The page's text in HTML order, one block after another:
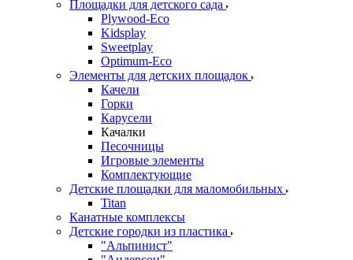
Площадки для детского сада
Plywood-Eco
Kidsplay
Sweetplay
Оptimum-Еco
Элементы для детских площадок
Качели
Горки
Карусели
Качалки
Песочницы
Игровые элементы
Комплектующие
Детские площадки для маломобильных
Titan
Канатные комплексы
Детские городки из пластика
"Альпинист"